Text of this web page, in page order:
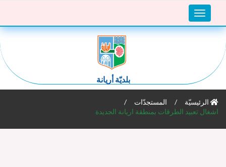
Toggle
navigation
بلديّة أريانة
الرئيسيّة
المستجدّات
اشغال تعبيد الطرقات بمنطقة اريانة الجديدة